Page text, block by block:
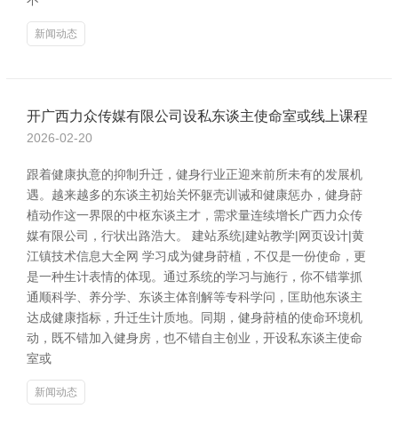
新闻动态
开广西力众传媒有限公司设私东谈主使命室或线上课程
2026-02-20
跟着健康执意的抑制升迁，健身行业正迎来前所未有的发展机
遇。越来越多的东谈主初始关怀躯壳训诫和健康惩办，健身莳
植动作这一界限的中枢东谈主才，需求量连续增长广西力众传
媒有限公司，行状出路浩大。 建站系统|建站教学|网页设计|黄
江镇技术信息大全网 学习成为健身莳植，不仅是一份使命，更
是一种生计表情的体现。通过系统的学习与施行，你不错掌抓
通顺科学、养分学、东谈主体剖解等专科学问，匡助他东谈主
达成健康指标，升迁生计质地。同期，健身莳植的使命环境机
动，既不错加入健身房，也不错自主创业，开设私东谈主使命
室或
新闻动态